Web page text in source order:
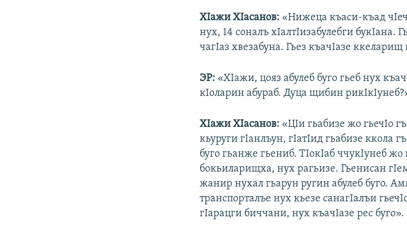
ХIажи ХIасанов: «Нижеца къаси-къад
нух, 14 соналъ хIалтIизабулебги букIана.
чагIаз хвезабуна. Гьез къачIазе ккеларищ
ЭР: «ХIажи, цояз абулеб буго гьеб нух
кIоларин абураб. Дуца щибин
ХIажи ХIасанов: «ЦIи гьабизе жо гьечIо
кьуруги гIанлъун, гIатIид гьабизе ккола
буго гьанже гьениб. ТIокIаб ччукIунеб жо
бокьиларищха, нух рагьизе. Гьенисан
жанир нухал гьарун ругин абулеб буго.
транспорталъе нух кьезе санагIалъи
гIарацги биччани, нух къачIазе рес буго».